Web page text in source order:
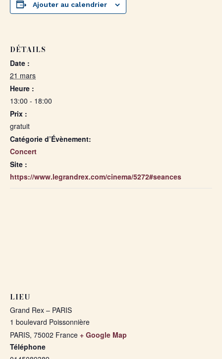
Ajouter au calendrier
DÉTAILS
Date :
21 mars
Heure :
13:00 - 18:00
Prix :
gratuit
Catégorie d’Évènement:
Concert
Site :
https://www.legrandrex.com/cinema/5272#seances
LIEU
Grand Rex – PARIS
1 boulevard Poissonnière
PARIS, 75002 France + Google Map
Téléphone